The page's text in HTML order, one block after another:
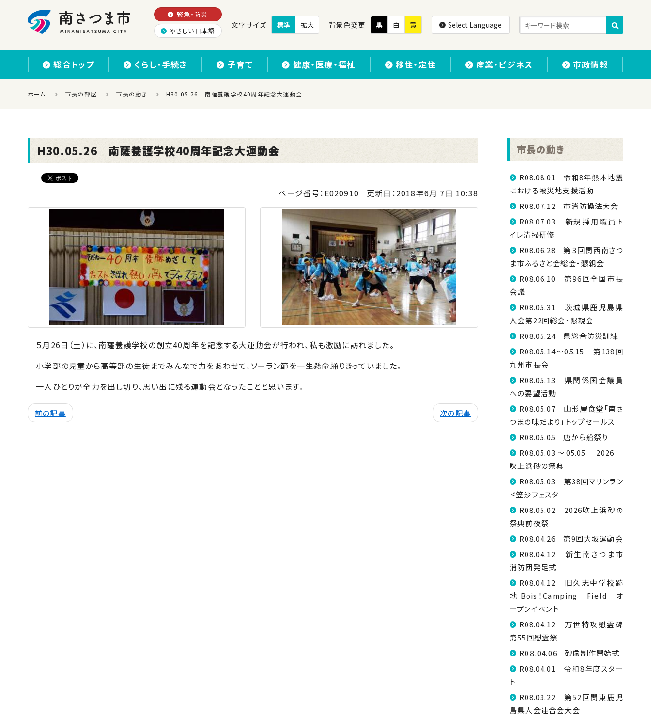
緊急・防災
やさしい日本語
文字サイズ 標準 拡大 背景色変更 黒 白 黄 Select Language
総合トップ くらし・手続き 子育て 健康・医療・福祉 移住・定住 産業・ビジネス 市政情報
ホーム 市長の部屋 市長の動き H30.05.26 南薩養護学校40周年記念大運動会
H30.05.26 南薩養護学校40周年記念大運動会
ページ番号：E020910 更新日：2018年6月 7日 10:38
５月26日（土）に、南薩養護学校の創立40周年を記念する大運動会が行われ、私も激励に訪れました。
小学部の児童から高等部の生徒までみんなで力をあわせて、ソーラン節を一生懸命踊りきっていました。
一人ひとりが全力を出し切り、思い出に残る運動会となったことと思います。
前の記事 次の記事
市長の動き
R08.08.01 令和8年熊本地震
における被災地支援活動
R08.07.12 市消防操法大会
R08.07.03 新規採用職員ト
イレ清掃研修
R08.06.28 第３回関西南さつ
ま市ふるさと会総会・懇親会
R08.06.10 第96回全国市長
会議
R08.05.31 茨城県鹿児島県
人会第22回総会・懇親会
R08.05.24 県総合防災訓練
R08.05.14～05.15 第138回
九州市長会
R08.05.13 県関係国会議員
への要望活動
R08.05.07 山形屋食堂「南さ
つまの味だより」トップセールス
R08.05.05 唐から船祭り
R08.05.03～05.05 2026
吹上浜砂の祭典
R08.05.03 第38回マリンラン
ド笠沙フェスタ
R08.05.02 2026吹上浜砂の
祭典前夜祭
R08.04.26 第9回大坂運動会
R08.04.12 新生南さつま市
消防団発足式
R08.04.12 旧久志中学校跡
地 Bois！Camping Field オ
ープンイベント
R08.04.12 万世特攻慰霊碑
第55回慰霊祭
R0８.04.06 砂像制作開始式
R08.04.01 令和8年度スター
ト
R08.03.22 第52回関東鹿児
島県人会連合会大会